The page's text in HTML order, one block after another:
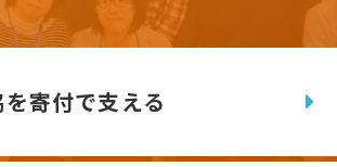
寄付で支える